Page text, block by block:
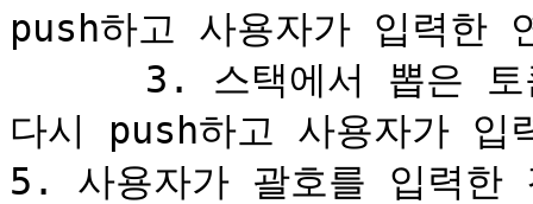
push하고 사용자가 입력한
다시 push하고 사용자가
5. 사용자가 괄호를 입력한